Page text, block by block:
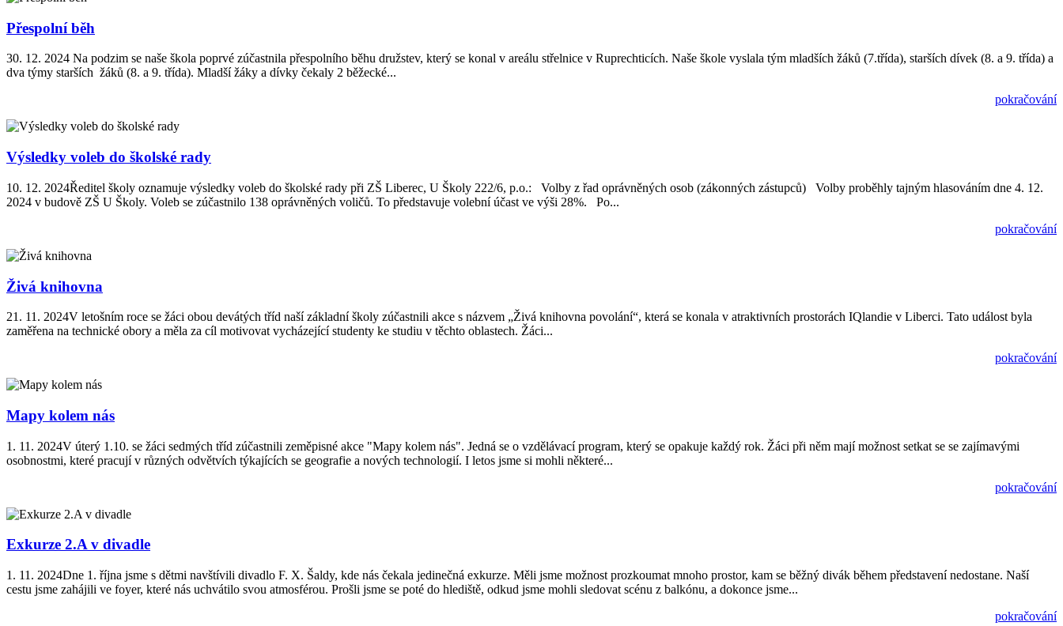
Přespolní běh
30. 12. 2024 Na podzim se naše škola poprvé zúčastnila přespolního běhu družstev, který se konal v areálu střelnice v Ruprechticích. Naše škole vyslala tým mladších žáků (7.třída), starších dívek (8. a 9. třída) a
dva týmy starších žáků (8. a 9. třída). Mladší žáky a dívky čekaly 2 běžecké...
pokračování
Výsledky voleb do školské rady
10. 12. 2024Ředitel školy oznamuje výsledky voleb do školské rady při ZŠ Liberec, U Školy 222/6, p.o.: Volby z řad oprávněných osob (zákonných zástupců) Volby proběhly tajným hlasováním dne 4. 12.
2024 v budově ZŠ U Školy. Voleb se zúčastnilo 138 oprávněných voličů. To představuje volební účast ve výši 28%. Po...
pokračování
Živá knihovna
21. 11. 2024V letošním roce se žáci obou devátých tříd naší základní školy zúčastnili akce s názvem „Živá knihovna povolání“, která se konala v atraktivních prostorách IQlandie v Liberci. Tato událost byla
zaměřena na technické obory a měla za cíl motivovat vycházející studenty ke studiu v těchto oblastech. Žáci...
pokračování
Mapy kolem nás
1. 11. 2024V úterý 1.10. se žáci sedmých tříd zúčastnili zeměpisné akce "Mapy kolem nás". Jedná se o vzdělávací program, který se opakuje každý rok. Žáci při něm mají možnost setkat se se zajímavými
osobnostmi, které pracují v různých odvětvích týkajících se geografie a nových technologií. I letos jsme si mohli některé...
pokračování
Exkurze 2.A v divadle
1. 11. 2024Dne 1. října jsme s dětmi navštívili divadlo F. X. Šaldy, kde nás čekala jedinečná exkurze. Měli jsme možnost prozkoumat mnoho prostor, kam se běžný divák během představení nedostane. Naší
cestu jsme zahájili ve foyer, které nás uchvátilo svou atmosférou. Prošli jsme se poté do hlediště, odkud jsme mohli sledovat scénu z balkónu, a dokonce jsme...
pokračování